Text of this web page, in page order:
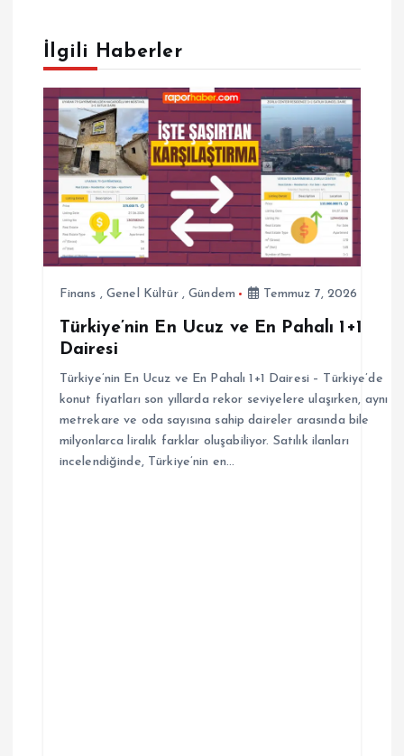
e
z
n
m
e
İlgili Haberler
Finans ,Genel Kültür,Gündem Temmuz 7, 2026
Türkiye’nin En Ucuz ve En Pahalı 1+1
Dairesi
Türkiye’nin En Ucuz ve En Pahalı 1+1 Dairesi – Türkiye’de
konut fiyatları son yıllarda rekor seviyelere ulaşırken, aynı
metrekare ve oda sayısına sahip daireler arasında bile
milyonlarca liralık farklar oluşabiliyor. Satılık ilanları
incelendiğinde, Türkiye’nin en…